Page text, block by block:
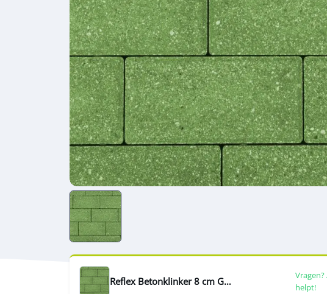
Reflex Betonklinker 8 cm Green KOMO
Vragen?
helpt!